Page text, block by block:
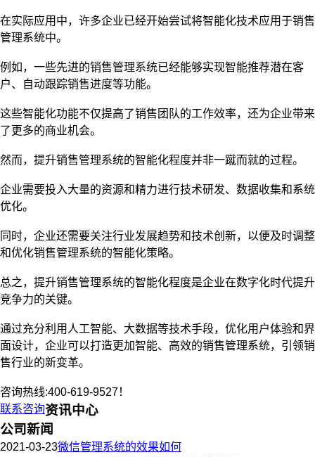
在实际应用中，许多企业已经开始尝试将智能化技术应用于销售
管理系统中。
例如，一些先进的销售管理系统已经能够实现智能推荐潜在客
户、自动跟踪销售进度等功能。
这些智能化功能不仅提高了销售团队的工作效率，还为企业带来
了更多的商业机会。
然而，提升销售管理系统的智能化程度并非一蹴而就的过程。
企业需要投入大量的资源和精力进行技术研发、数据收集和系统
优化。
同时，企业还需要关注行业发展趋势和技术创新，以便及时调整
和优化销售管理系统的智能化策略。
总之，提升销售管理系统的智能化程度是企业在数字化时代提升
竞争力的关键。
通过充分利用人工智能、大数据等技术手段，优化用户体验和界
面设计，企业可以打造更加智能、高效的销售管理系统，引领销
售行业的新变革。
咨询热线:400-619-9527！
联系咨询资讯中心
公司新闻
2021-03-23微信管理系统的效果如何